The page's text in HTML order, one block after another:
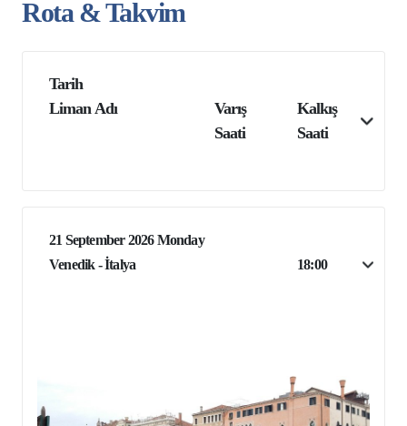
Rota & Takvim
Tarih
Liman Adı
Varış
Saati
Kalkış
Saati
21 September 2026 Monday
Venedik - İtalya
18:00